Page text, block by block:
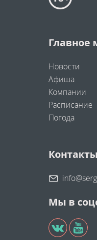
Главное
Новости
Афиша
Компании
Расписание
Погода
Контакты
Мы в